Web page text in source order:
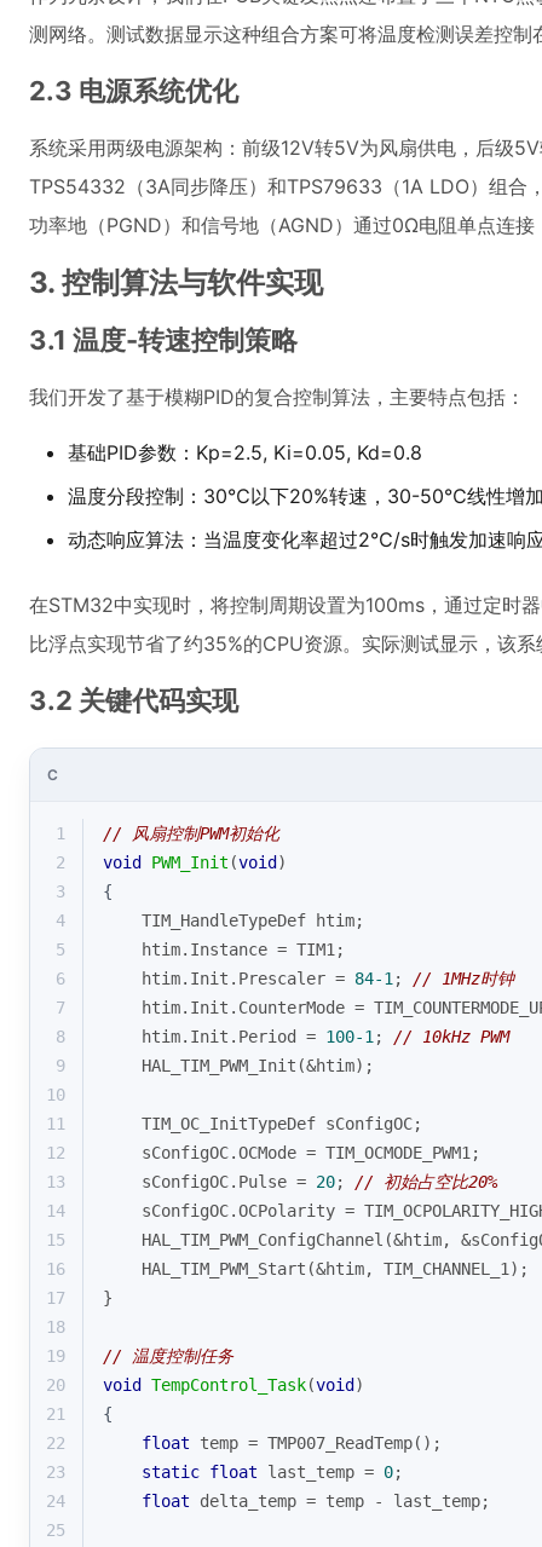
测网络。测试数据显示这种组合方案可将温度检测误差控
2.3 电源系统优化
系统采用两级电源架构：前级12V转5V为风扇供电，后级
TPS54332（3A同步降压）和TPS79633（1A LDO）组合
功率地（PGND）和信号地（AGND）通过0Ω电阻单点连
3. 控制算法与软件实现
3.1 温度-转速控制策略
我们开发了基于模糊PID的复合控制算法，主要特点包括：
基础PID参数：Kp=2.5, Ki=0.05, Kd=0.8
温度分段控制：30℃以下20%转速，30-50℃线性增
动态响应算法：当温度变化率超过2℃/s时触发加速响
在STM32中实现时，将控制周期设置为100ms，通过定时
比浮点实现节省了约35%的CPU资源。实际测试显示，该
3.2 关键代码实现
C
1
// 风扇控制PWM初始化
2
void PWM_Init (void )
3
{
4
    TIM_HandleTypeDef htim;
5
    htim.Instance = TIM1;
6
    htim.Init.Prescaler =
84-1 ; // 1MHz时钟
7
htim.Init.CounterMode =
8
    htim.Init.Period =
100-1 ; // 10kHz PWM
9
    HAL_TIM_PWM_Init(&htim);
10
11
    TIM_OC_InitTypeDef sConfigOC;
12
    sConfigOC.OCMode = TIM_OCMODE_PWM1;
13
    sConfigOC.Pulse =
20; // 初始占空比20%
14
sConfigOC.OCPolarity =
15
HAL_TIM_PWM_ConfigChannel(&htim,
16
    HAL_TIM_PWM_Start(&htim, TIM_CHANNEL_1);
17
}
18
19
// 温度控制任务
20
void TempControl_Task(void )
21
{
22
float temp = TMP007_ReadTemp();
23
static float last_temp = 0;
24
float delta_temp = temp - last_temp;
25